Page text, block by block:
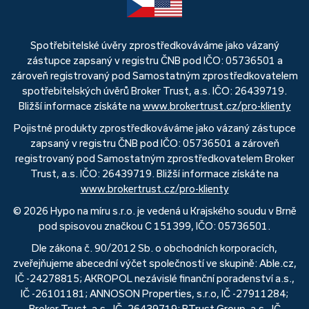
Spotřebitelské úvěry zprostředkováváme jako vázaný
zástupce zapsaný v registru ČNB pod IČO: 05736501 a
zároveň registrovaný pod Samostatným zprostředkovatelem
spotřebitelských úvěrů Broker Trust, a.s. IČO: 26439719.
Bližší informace získáte na www.brokertrust.cz/pro-klienty
Pojistné produkty zprostředkováváme jako vázaný zástupce
zapsaný v registru ČNB pod IČO: 05736501 a zároveň
registrovaný pod Samostatným zprostředkovatelem Broker
Trust, a.s. IČO: 26439719. Bližší informace získáte na
www.brokertrust.cz/pro-klienty
© 2026 Hypo na míru s.r.o. je vedená u Krajského soudu v Brně
pod spisovou značkou C 151399, IČO: 05736501.
Dle zákona č. 90/2012 Sb. o obchodních korporacích,
zveřejňujeme abecední výčet společností ve skupině: Able.cz,
IČ -24278815; AKROPOL nezávislé finanční poradenství a.s.,
IČ -26101181; ANNOSON Properties, s.r.o, IČ -27911284;